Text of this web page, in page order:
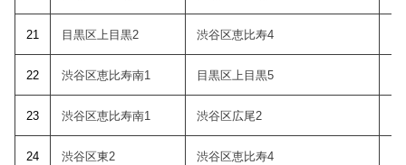
21 目黒区上目黒2 渋谷区恵比寿4
22 渋谷区恵比寿南1 目黒区上目黒5
23 渋谷区恵比寿南1 渋谷区広尾2
24 渋谷区東2 渋谷区恵比寿4